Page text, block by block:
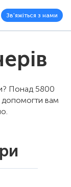
Зв'яжіться з нами
Понад 5800
допомогти вам